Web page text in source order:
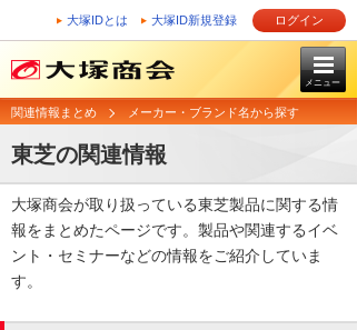
大塚IDとは 大塚ID新規登録 ログイン
メニュー
関連情報まとめ メーカー・ブランド名から探す
東芝の関連情報
大塚商会が取り扱っている東芝製品に関する情
報をまとめたページです。製品や関連するイベ
ント・セミナーなどの情報をご紹介していま
す。